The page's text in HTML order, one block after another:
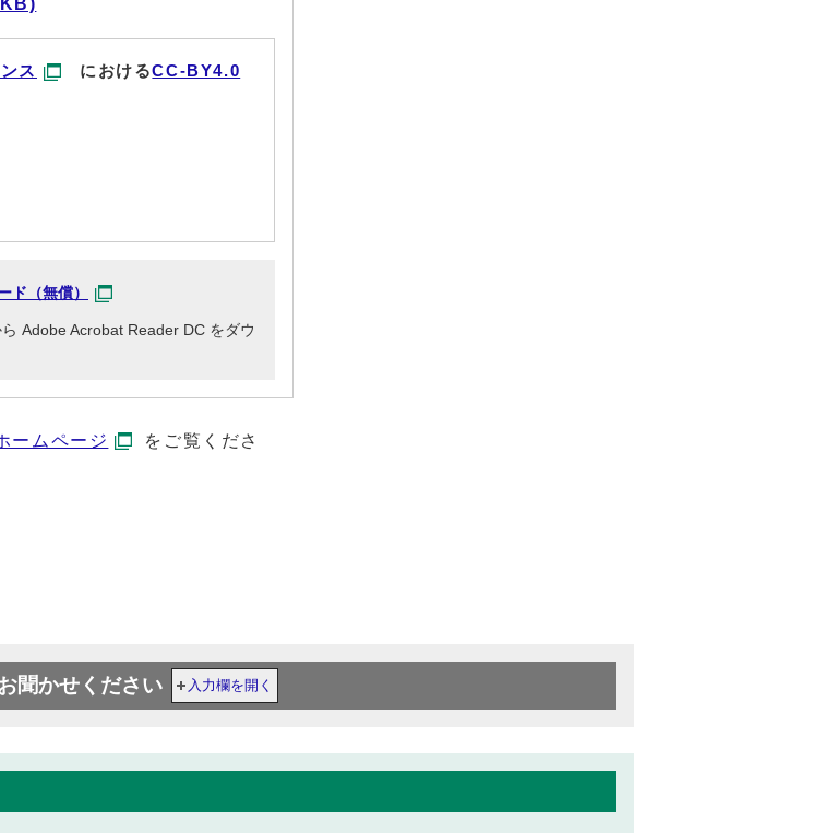
ス におけるCC-BY4.0
（無償）
Adobe Acrobat Reader DC をダウ
ームページ
をご覧くださ
聞かせください 入力欄を開く